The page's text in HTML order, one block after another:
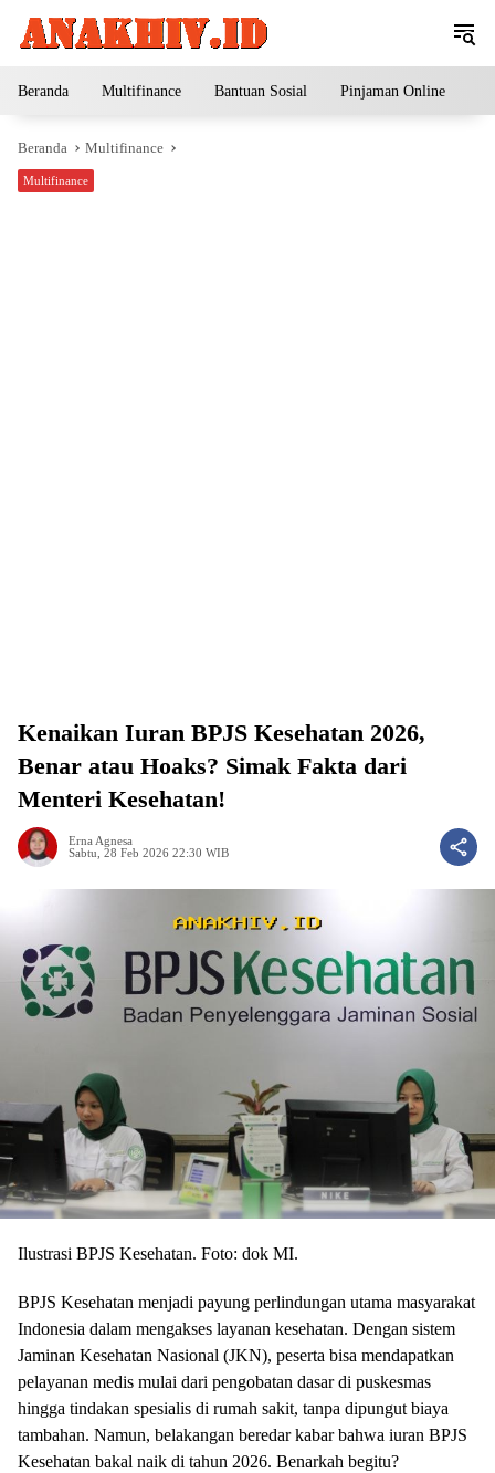
Beranda Multifinance Bantuan Sosial Pinjaman Online
Beranda Multifinance
Multifinance
Kenaikan Iuran BPJS Kesehatan 2026,
Benar atau Hoaks? Simak Fakta dari
Menteri Kesehatan!
Erna Agnesa
Sabtu, 28 Feb 2026 22:30 WIB
Ilustrasi BPJS Kesehatan. Foto: dok MI.
BPJS Kesehatan menjadi payung perlindungan utama masyarakat
Indonesia dalam mengakses layanan kesehatan. Dengan sistem
Jaminan Kesehatan Nasional (JKN), peserta bisa mendapatkan
pelayanan medis mulai dari pengobatan dasar di puskesmas
hingga tindakan spesialis di rumah sakit, tanpa dipungut biaya
tambahan. Namun, belakangan beredar kabar bahwa iuran BPJS
Kesehatan bakal naik di tahun 2026. Benarkah begitu?